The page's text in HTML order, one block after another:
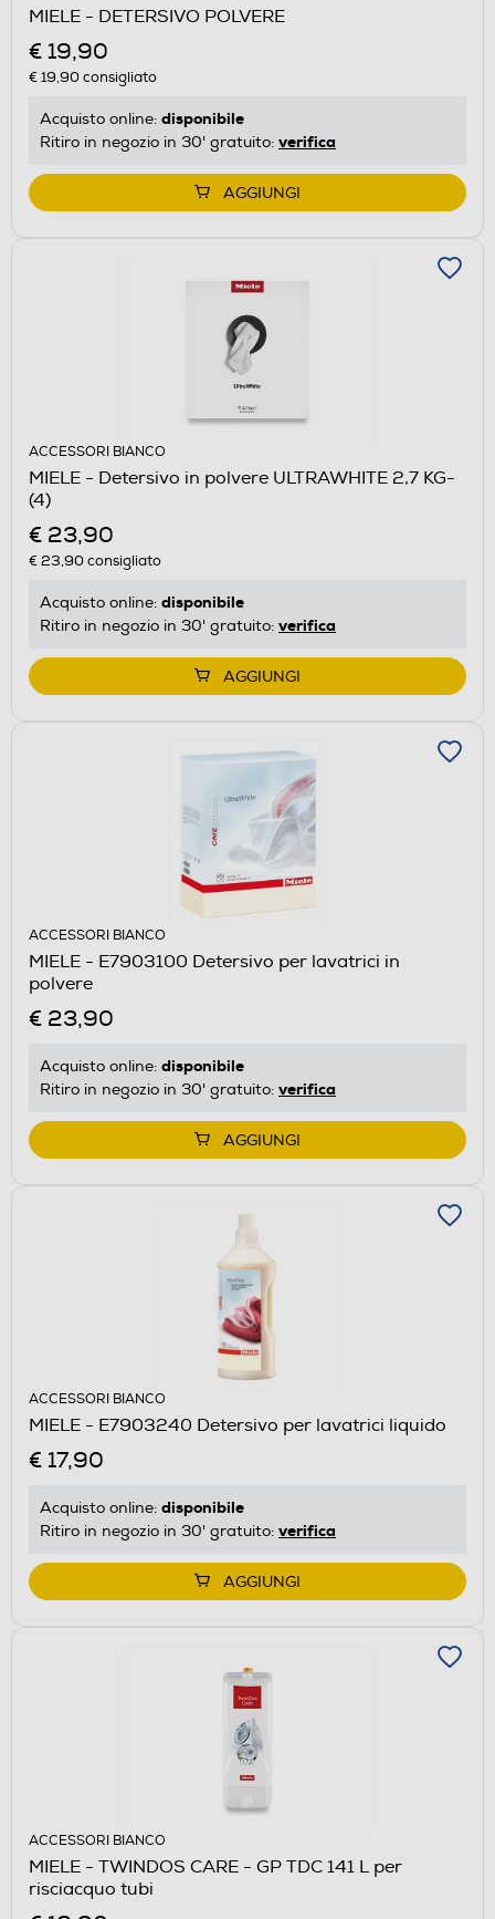
MIELE - DETERSIVO POLVERE
€ 19,90
€ 19,90consigliato
Acquisto online: disponibile
Ritiro in negozio in 30' gratuito: verifica
AGGIUNGI
ACCESSORI BIANCO
MIELE - Detersivo in polvere ULTRAWHITE 2,7 KG-
(4)
€ 23,90
€ 23,90consigliato
Acquisto online: disponibile
Ritiro in negozio in 30' gratuito: verifica
AGGIUNGI
ACCESSORI BIANCO
MIELE - E7903100 Detersivo per lavatrici in
polvere
€ 23,90
Acquisto online: disponibile
Ritiro in negozio in 30' gratuito: verifica
AGGIUNGI
ACCESSORI BIANCO
MIELE - E7903240 Detersivo per lavatrici liquido
€ 17,90
Acquisto online: disponibile
Ritiro in negozio in 30' gratuito: verifica
AGGIUNGI
ACCESSORI BIANCO
MIELE - TWINDOS CARE - GP TDC 141 L per
risciacquo tubi